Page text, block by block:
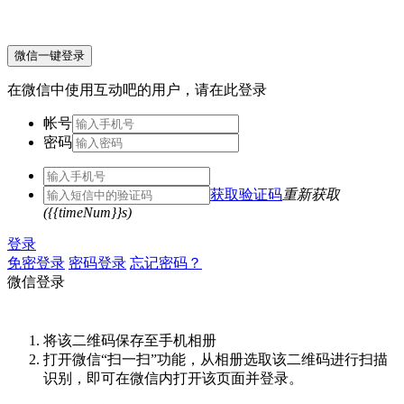
微信一键登录
在微信中使用互动吧的用户，请在此登录
帐号
密码
获取验证码重新获取
({{timeNum}}s)
登录
免密登录 密码登录 忘记密码？
微信登录
将该二维码保存至手机相册
打开微信“扫一扫”功能，从相册选取该二维码进行扫描
识别，即可在微信内打开该页面并登录。